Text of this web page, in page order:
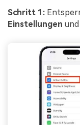
Schritt 1:
Einstellungen